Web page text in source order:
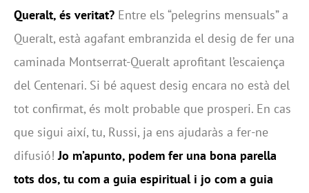
Queralt, és veritat? Entre els “pelegrins mensuals” a
Queralt, està agafant embranzida el desig de fer una
caminada Montserrat-Queralt aprofitant l’escaiença
del Centenari. Si bé aquest desig encara no està del
tot confirmat, és molt probable que prosperi. En cas
que sigui així, tu, Russi, ja ens ajudaràs a fer-ne
difusió! Jo m’apunto, podem fer una bona parella
tots dos, tu com a guia espiritual i jo com a guia